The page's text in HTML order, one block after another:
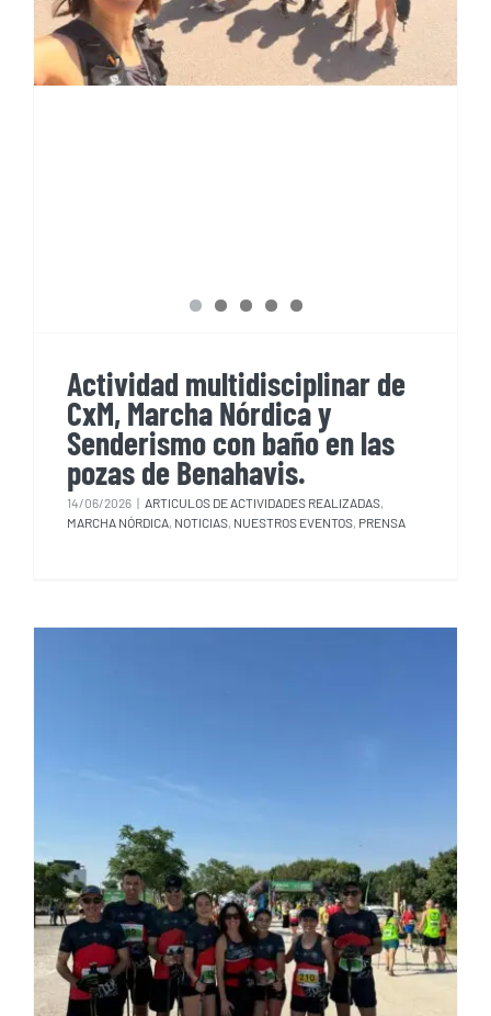
Actividad multidisciplinar de
CxM, Marcha Nórdica y
Senderismo con baño en las
pozas de Benahavis.
14/06/2026 | ARTICULOS DE ACTIVIDADES REALIZADAS,
MARCHA NÓRDICA, NOTICIAS, NUESTROS EVENTOS, PRENSA
El CEM se trae desde Madrid
tres podios en diferentes
subcategorías en el
Campeonato de España
individual de Marcha Nordica
2026.